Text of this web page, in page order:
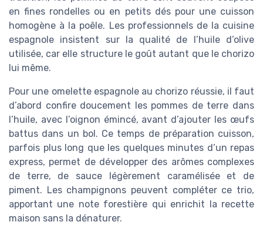
en fines rondelles ou en petits dés pour une cuisson
homogène à la poêle. Les professionnels de la cuisine
espagnole insistent sur la qualité de l’huile d’olive
utilisée, car elle structure le goût autant que le chorizo
lui même.
Pour une omelette espagnole au chorizo réussie, il faut
d’abord confire doucement les pommes de terre dans
l’huile, avec l’oignon émincé, avant d’ajouter les œufs
battus dans un bol. Ce temps de préparation cuisson,
parfois plus long que les quelques minutes d’un repas
express, permet de développer des arômes complexes
de terre, de sauce légèrement caramélisée et de
piment. Les champignons peuvent compléter ce trio,
apportant une note forestière qui enrichit la recette
maison sans la dénaturer.